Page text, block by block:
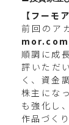
【フーモ
前回のア
順調に成
評いただ
く、資金
株主にな
も強化し
作品づく